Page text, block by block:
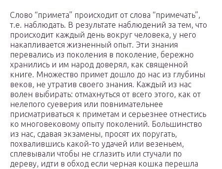
Слово “примета” происходит от слова “примечать”,
т.е. наблюдать. В результате наблюдений за тем, что
происходит каждый день вокруг человека, у него
накапливается жизненный опыт. Эти знания
перевались из поколения в поколение, бережно
хранились и им народ доверял, как священной
книге. Множество примет дошло до нас из глубины
веков, не утратив своего знания. Каждый из нас
волен выбирать: отмахнуться от всего этого, как от
нелепого суеверия или повнимательнее
присматриваться к приметам и серьезнее отнестись
ко многовековому опыту поколений. Большинство
из нас, сдавая экзамены, просят их поругать,
похвалившись какой-то удачей или везеньем,
сплевывали чтобы не сглазить или стучали по
дереву, идти в обход если черная кошка перешла